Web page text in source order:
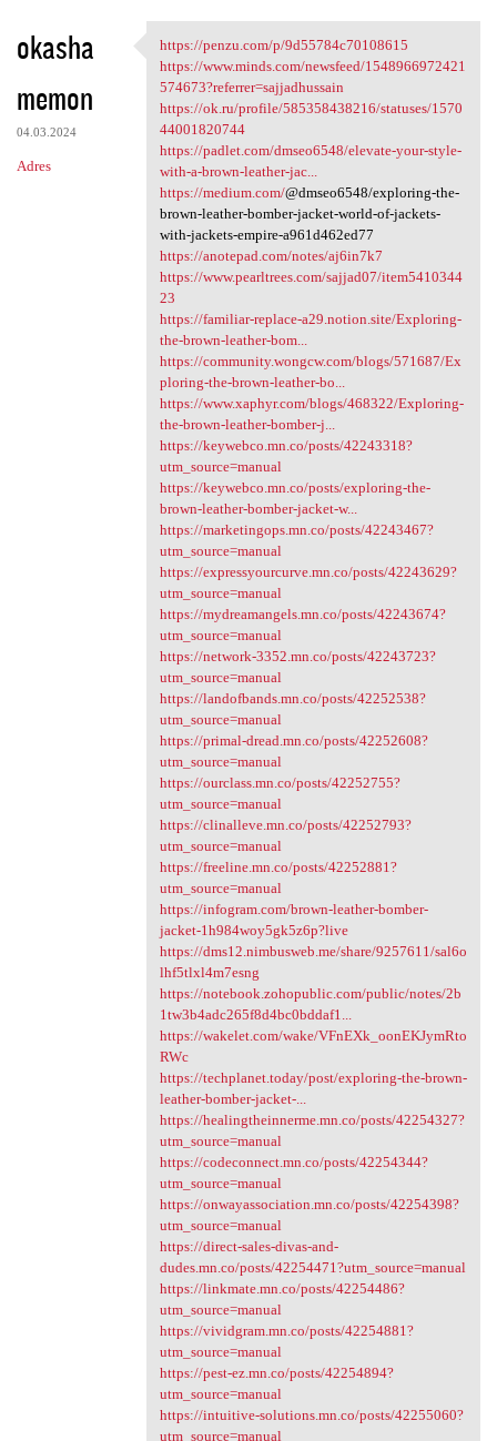
okasha
memon
04.03.2024
Adres
https://penzu.com/p
https://penzu.com/p/9d55784c70108615
https://www.minds.com/newsfeed/1548966972421
574673?referrer=sajjadhussain
https://ok.ru/profile/585358438216/statuses/1570
44001820744
https://padlet.com/dmseo6548/elevate-your-style-
with-a-brown-leather-jac...
https://medium.com/@dmseo6548/exploring-the-
brown-leather-bomber-jacket-world-of-jackets-
with-jackets-empire-a961d462ed77
https://anotepad.com/notes/aj6in7k7
https://www.pearltrees.com/sajjad07/item5410344
23
https://familiar-replace-a29.notion.site/Exploring-
the-brown-leather-bom...
https://community.wongcw.com/blogs/571687/Ex
ploring-the-brown-leather-bo...
https://www.xaphyr.com/blogs/468322/Exploring-
the-brown-leather-bomber-j...
https://keywebco.mn.co/posts/42243318?
utm_source=manual
https://keywebco.mn.co/posts/exploring-the-
brown-leather-bomber-jacket-w...
https://marketingops.mn.co/posts/42243467?
utm_source=manual
https://expressyourcurve.mn.co/posts/42243629?
utm_source=manual
https://mydreamangels.mn.co/posts/42243674?
utm_source=manual
https://network-3352.mn.co/posts/42243723?
utm_source=manual
https://landofbands.mn.co/posts/42252538?
utm_source=manual
https://primal-dread.mn.co/posts/42252608?
utm_source=manual
https://ourclass.mn.co/posts/42252755?
utm_source=manual
https://clinalleve.mn.co/posts/42252793?
utm_source=manual
https://freeline.mn.co/posts/42252881?
utm_source=manual
https://infogram.com/brown-leather-bomber-
jacket-1h984woy5gk5z6p?live
https://dms12.nimbusweb.me/share/9257611/sal6o
lhf5tlxl4m7esng
https://notebook.zohopublic.com/public/notes/2b
1tw3b4adc265f8d4bc0bddaf1...
https://wakelet.com/wake/VFnEXk_oonEKJymRto
RWc
https://techplanet.today/post/exploring-the-brown-
leather-bomber-jacket-...
https://healingtheinnerme.mn.co/posts/42254327?
utm_source=manual
https://codeconnect.mn.co/posts/42254344?
utm_source=manual
https://onwayassociation.mn.co/posts/42254398?
utm_source=manual
https://direct-sales-divas-and-
dudes.mn.co/posts/42254471?utm_source=manual
https://linkmate.mn.co/posts/42254486?
utm_source=manual
https://vividgram.mn.co/posts/42254881?
utm_source=manual
https://pest-ez.mn.co/posts/42254894?
utm_source=manual
https://intuitive-solutions.mn.co/posts/42255060?
utm_source=manual